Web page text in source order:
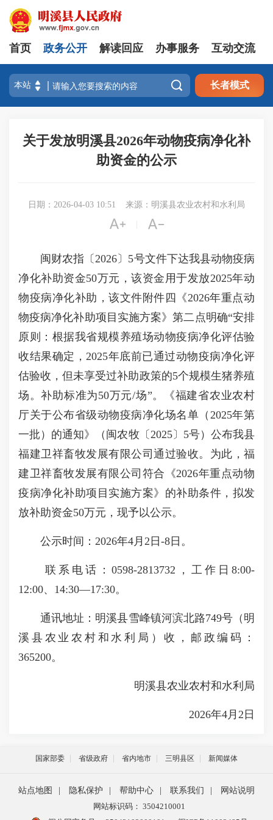
首页 政务公开 解读回应 办事服务 互动交流
 长者模式
关于发放明溪县2026年动物疫病净化补
助资金的公示
日期：2026-04-03 10:51 来源：明溪县农业农村和水利局
 
闽财农指〔2026〕5号文件下达我县动物疫病
净化补助资金50万元，该资金用于发放2025年动
物疫病净化补助，该文件附件四《2026年重点动
物疫病净化补助项目实施方案》第二点明确“安排
原则：根据我省规模养殖场动物疫病净化评估验
收结果确定，2025年底前已通过动物疫病净化评
估验收，但未享受过补助政策的5个规模生猪养殖
场。补助标准为50万元/场”。《福建省农业农村
厅关于公布省级动物疫病净化场名单（2025年第
一批）的通知》（闽农牧〔2025〕5号）公布我县
福建卫祥畜牧发展有限公司通过验收。为此，福
建卫祥畜牧发展有限公司符合《2026年重点动物
疫病净化补助项目实施方案》的补助条件，拟发
放补助资金50万元，现予以公示。
公示时间：2026年4月2日-8日。
联系电话：0598-2813732，工作日8:00-
12:00、14:30—17:30。
通讯地址：明溪县雪峰镇河滨北路749号（明
溪县农业农村和水利局）收，邮政编码：
365200。
明溪县农业农村和水利局
2026年4月2日
国家部委 省级政府 省内地市 三明县区 新闻媒体
站点地图 隐私保护 帮助中心 联系我们
网站说明
网站标识码： 3504210001